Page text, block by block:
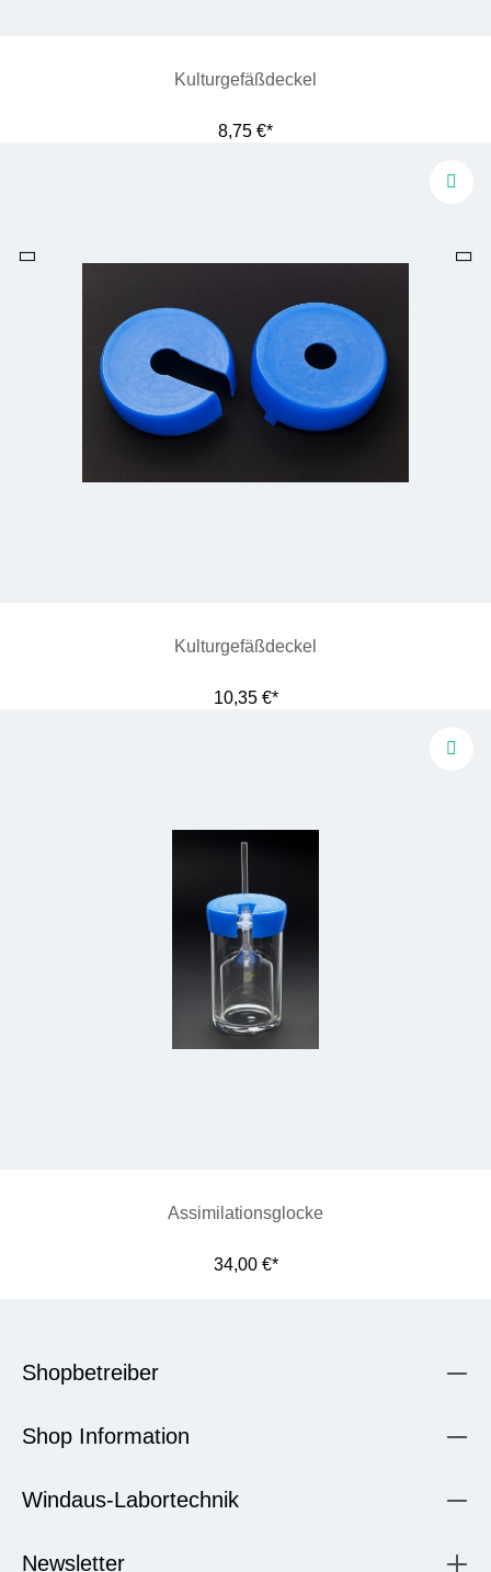
Kulturgefäßdeckel
8,75 €*
Kulturgefäßdeckel
10,35 €*
Assimilationsglocke
34,00 €*
Shopbetreiber
Shop Information
Windaus-Labortechnik
Newsletter